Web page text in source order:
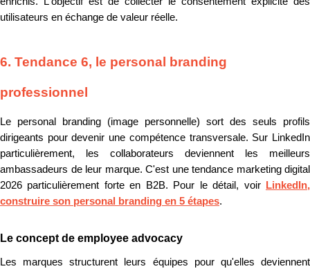
utilisateurs en échange de valeur réelle.
6. Tendance 6, le personal branding
professionnel
Le personal branding (image personnelle) sort des seuls profils
dirigeants pour devenir une compétence transversale. Sur LinkedIn
particulièrement, les collaborateurs deviennent les meilleurs
ambassadeurs de leur marque. C'est une tendance marketing digital
2026 particulièrement forte en B2B. Pour le détail, voir LinkedIn,
construire son personal branding en 5 étapes.
Le concept de employee advocacy
Les marques structurent leurs équipes pour qu'elles deviennent